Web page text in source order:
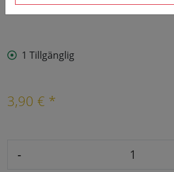
1 Tillgänglig
3,90 € *
-